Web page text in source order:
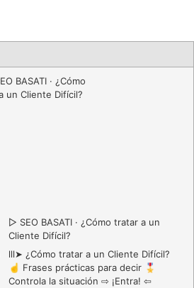
▷ SEO BASATI · ¿Cómo tratar a un
Cliente Difícil?
lll➤ ¿Cómo tratar a un Cliente Difícil?
☝️ Frases prácticas para decir 🎖️
Controla la situación ⇨ ¡Entra! ⇦